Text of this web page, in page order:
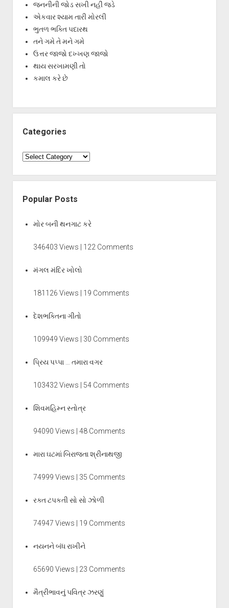
જનનીની જોડ સખી નહીં જડે
એકવાર શ્યામ તારી મોરલી
ભુતળ ભક્તિ પદારથ
તને ગમે તે મને ગમે
ઉત્તર જાજો દખ્ખણ જાજો
થાય સરખામણી તો
કમાલ કરે છે
Categories
Categories
Popular Posts
મોર બની થનગાટ કરે
346403 Views | 122 Comments
મંગલ મંદિર ખોલો
181126 Views | 19 Comments
દેશભક્તિના ગીતો
109949 Views | 30 Comments
પ્રિય પપ્પા … તમારા વગર
103432 Views | 54 Comments
શિવમહિમ્ન સ્તોત્ર
94090 Views | 48 Comments
મારા ઘટમાં બિરાજતા શ્રીનાથજી
74999 Views | 35 Comments
રક્ત ટપકતી સો સો ઝોળી
74947 Views | 19 Comments
નયનને બંધ રાખીને
65690 Views | 23 Comments
મૈત્રીભાવનું પવિત્ર ઝરણું